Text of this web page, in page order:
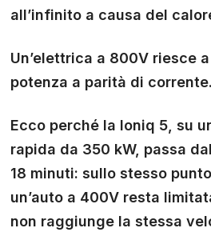
all’infinito a causa del
Un’elettrica a 800V riesce
potenza a parità di corrente.
Ecco perché la Ioniq 5, su
rapida da 350 kW, passa
18 minuti: sullo stesso
un’auto a 400V resta
non raggiunge la stessa